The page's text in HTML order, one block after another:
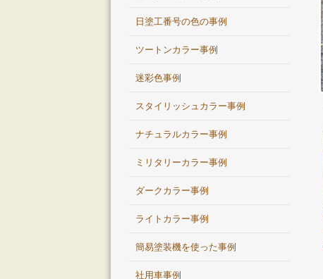
日塗工番号の色の事例
ツートンカラー事例
迷彩色事例
スタイリッシュカラー事例
ナチュラルカラー事例
ミリタリーカラー事例
ダークカラー事例
ライトカラー事例
簡易塗装機を使った事例
社用車事例